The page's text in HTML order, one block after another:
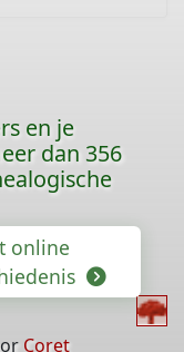
en je
dan 356
online
Coret